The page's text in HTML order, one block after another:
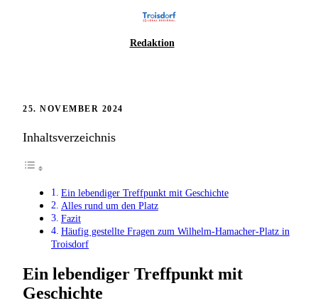
Redaktion
25. NOVEMBER 2024
Inhaltsverzeichnis
Ein lebendiger Treffpunkt mit Geschichte
Alles rund um den Platz
Fazit
Häufig gestellte Fragen zum Wilhelm-Hamacher-Platz in
Troisdorf
Ein lebendiger Treffpunkt mit
Geschichte